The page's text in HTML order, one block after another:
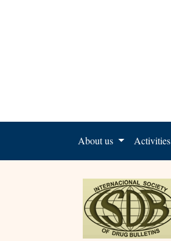
About us Activities